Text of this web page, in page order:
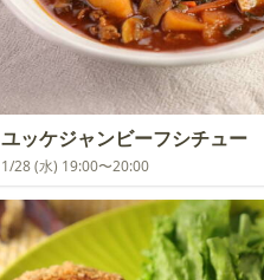
ユッケジャンビーフシチュー
1/28 (水) 19:00〜20:00